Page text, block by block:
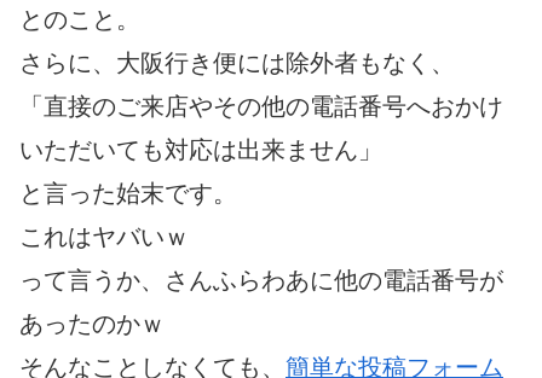
とのこと。
さらに、大阪行き便には除外者もなく、
「直接のご来店やその他の電話番号へおかけ
いただいても対応は出来ません」
と言った始末です。
これはヤバいｗ
って言うか、さんふらわあに他の電話番号が
あったのかｗ
そんなことしなくても、 簡単な投稿フォーム